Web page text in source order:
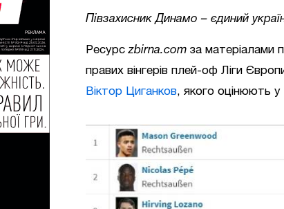
Півзахисник Динамо – єдиний
Ресурсzbirna.com за матеріалами
правих вінгерів плей-оф Ліги
Віктор Циганков, якого оцінюють у